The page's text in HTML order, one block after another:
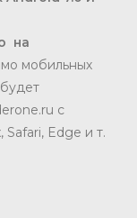
на
мобильных
с
Edge и т.